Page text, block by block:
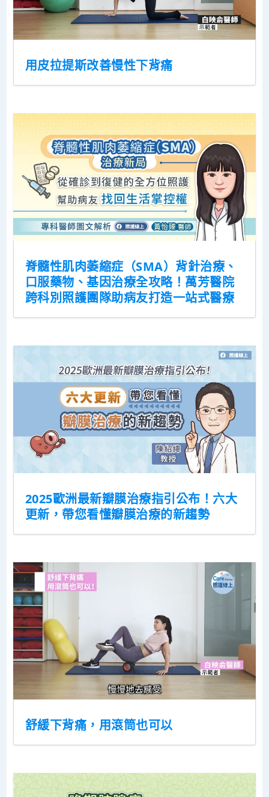
用皮拉提斯改善慢性下背痛
脊髓性肌肉萎縮症（SMA）背針治療、
口服藥物、基因治療全攻略！萬芳醫院
跨科別照護團隊助病友打造一站式醫療
2025歐洲最新瓣膜治療指引公布！六大
更新，帶您看懂瓣膜治療的新趨勢
舒緩下背痛，用滾筒也可以